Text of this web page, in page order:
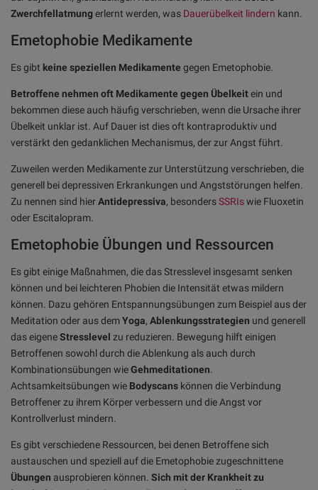
Zwerchfellatmungerlernt werden, was Dauerübelkeit lindern kann.
Emetophobie Medikamente
Es gibt keine speziellen Medikamente gegen Emetophobie.
Betroffene nehmen oft Medikamente gegen Übelkeitein und
bekommen diese auch häufig verschrieben, wenn die Ursache ihrer
Übelkeit unklar ist. Auf Dauer ist dies oft kontraproduktiv und
verstärkt den gedanklichen Mechanismus, der zur Angst führt.
Zuweilen werden Medikamente zur Unterstützung verschrieben, die
generell bei depressiven Erkrankungen und Angststörungen helfen.
Zu nennen sind hierAntidepressiva, besondersSSRIswie Fluoxetin
oder Escitalopram.
Emetophobie Übungen und Ressourcen
Es gibt einige Maßnahmen, die das Stresslevel insgesamt senken
können und bei leichteren Phobien die Intensität etwas mildern
können. Dazu gehören Entspannungsübungen zum Beispiel aus der
Meditation oder aus demYoga, Ablenkungsstrategien und generell
das eigeneStresslevel zu reduzieren. Bewegung hilft einigen
Betroffenen sowohl durch die Ablenkung als auch durch
Kombinationsübungen wieGehmeditationen.
Achtsamkeitsübungen wie Bodyscans können die Verbindung
Betroffener zu ihrem Körper verbessern und die Angst vor
Kontrollverlust mindern.
Es gibt verschiedene Ressourcen, bei denen Betroffene sich
austauschen und speziell auf die Emetophobie zugeschnittene
Übungen ausprobieren können. Sich mit der Krankheit zu